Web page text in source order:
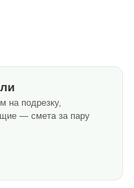
на подрезку,
— смета за пару